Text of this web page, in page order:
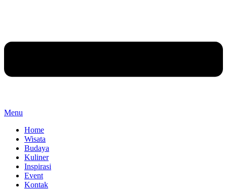
Menu
Home
Wisata
Budaya
Kuliner
Inspirasi
Event
Kontak